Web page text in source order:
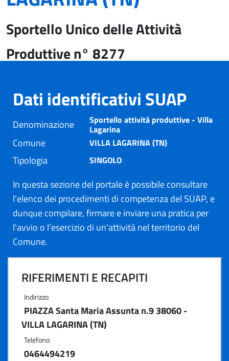
Sportello Unico delle Attività
Produttive n° 8277
Dati identificativi SUAP
Denominazione Sportello attività produttive - Villa
Lagarina
Comune VILLA LAGARINA (TN)
Tipologia SINGOLO
In questa sezione del portale è possibile consultare
l'elenco dei procedimenti di competenza del SUAP, e
dunque compilare, firmare e inviare una pratica per
l'avvio o l'esercizio di un'attività nel territorio del
Comune.
RIFERIMENTI E RECAPITI
Indirizzo
PIAZZA Santa Maria Assunta n.9 38060 -
VILLA LAGARINA (TN)
Telefono
0464494219